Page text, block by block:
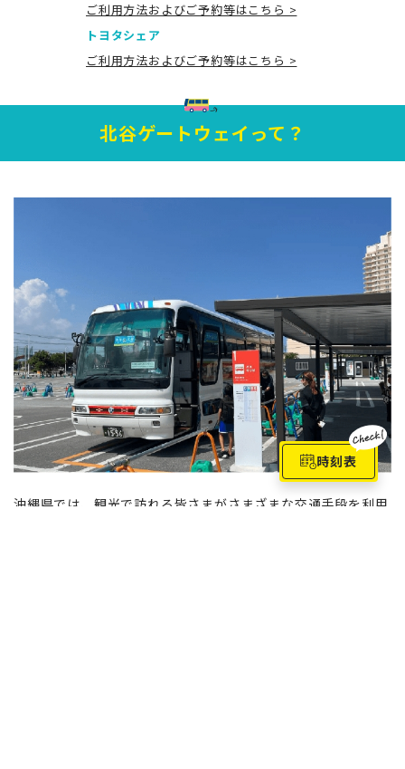
ご利用方法およびご予約等はこちら >
トヨタシェア
ご利用方法およびご予約等はこちら >
北谷ゲートウェイって？
沖縄県では、観光で訪れる皆さまがさまざまな交通手段を利用
時刻表